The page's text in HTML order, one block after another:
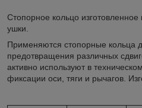
Стопорное кольцо
ушки.
Применяются стопорные кольца
предотвращения различных
активно используют в
фиксации оси, тяги и рычагов.